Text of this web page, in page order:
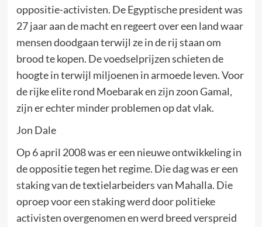
oppositie-activisten. De Egyptische president was
27 jaar aan de macht en regeert over een land waar
mensen doodgaan terwijl ze in de rij staan om
brood te kopen. De voedselprijzen schieten de
hoogte in terwijl miljoenen in armoede leven. Voor
de rijke elite rond Moebarak en zijn zoon Gamal,
zijn er echter minder problemen op dat vlak.
Jon Dale
Op 6 april 2008 was er een nieuwe ontwikkeling in
de oppositie tegen het regime. Die dag was er een
staking van de textielarbeiders van Mahalla. Die
oproep voor een staking werd door politieke
activisten overgenomen en werd breed verspreid